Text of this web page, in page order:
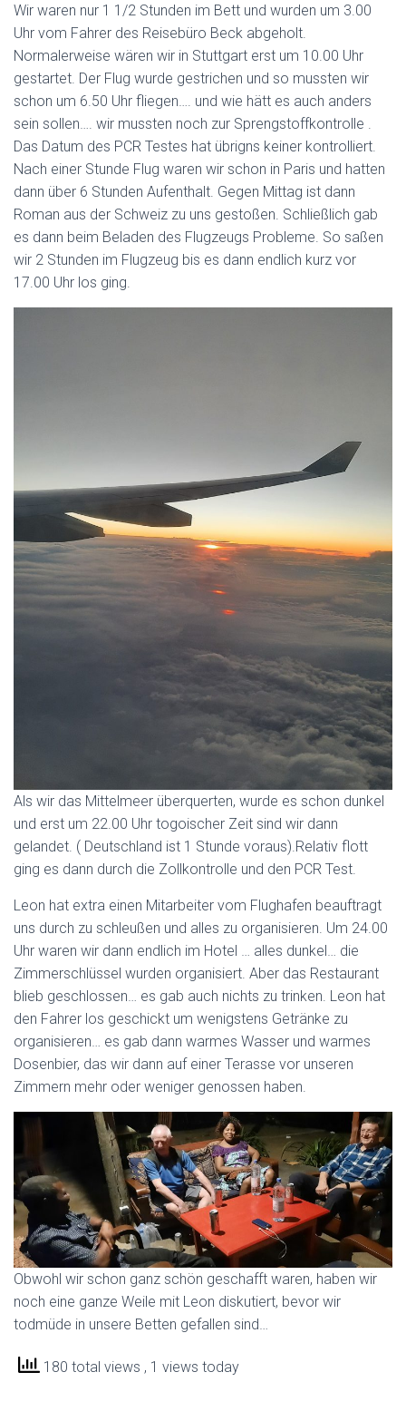
Wir waren nur 1 1/2 Stunden im Bett und wurden um 3.00
Uhr vom Fahrer des Reisebüro Beck abgeholt.
Normalerweise wären wir in Stuttgart erst um 10.00 Uhr
gestartet. Der Flug wurde gestrichen und so mussten wir
schon um 6.50 Uhr fliegen…. und wie hätt es auch anders
sein sollen…. wir mussten noch zur Sprengstoffkontrolle .
Das Datum des PCR Testes hat übrigns keiner kontrolliert.
Nach einer Stunde Flug waren wir schon in Paris und hatten
dann über 6 Stunden Aufenthalt. Gegen Mittag ist dann
Roman aus der Schweiz zu uns gestoßen. Schließlich gab
es dann beim Beladen des Flugzeugs Probleme. So saßen
wir 2 Stunden im Flugzeug bis es dann endlich kurz vor
17.00 Uhr los ging.
Als wir das Mittelmeer überquerten, wurde es schon dunkel
und erst um 22.00 Uhr togoischer Zeit sind wir dann
gelandet. ( Deutschland ist 1 Stunde voraus).Relativ flott
ging es dann durch die Zollkontrolle und den PCR Test.
Leon hat extra einen Mitarbeiter vom Flughafen beauftragt
uns durch zu schleußen und alles zu organisieren. Um 24.00
Uhr waren wir dann endlich im Hotel … alles dunkel… die
Zimmerschlüssel wurden organisiert. Aber das Restaurant
blieb geschlossen… es gab auch nichts zu trinken. Leon hat
den Fahrer los geschickt um wenigstens Getränke zu
organisieren… es gab dann warmes Wasser und warmes
Dosenbier, das wir dann auf einer Terasse vor unseren
Zimmern mehr oder weniger genossen haben.
Obwohl wir schon ganz schön geschafft waren, haben wir
noch eine ganze Weile mit Leon diskutiert, bevor wir
todmüde in unsere Betten gefallen sind…
180 total views , 1 views today